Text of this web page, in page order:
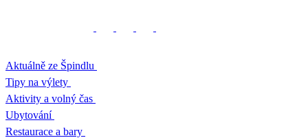
Aktuálně ze Špindlu
Tipy na výlety
Aktivity a volný čas
Ubytování
Restaurace a bary